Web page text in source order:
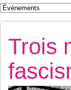
Trois